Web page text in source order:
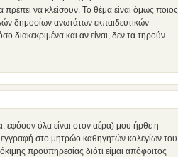
πρέπει να κλείσουν. Το θέμα είναι όμως ποιος
δημοσίων ανωτάτων εκπαιδευτικών
διακεκριμένα και αν είναι, δεν τα τηρούν
εφόσον όλα είναι στον αέρα) μου ήρθε η
στο μητρώο καθηγητών κολεγίων του
προϋπηρεσίας διότι είμαι απόφοιτος